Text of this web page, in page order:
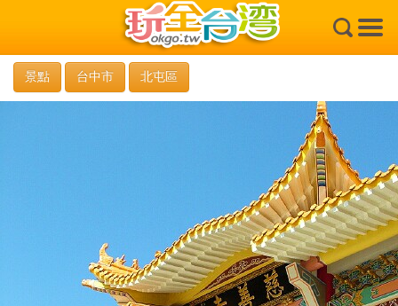
×
景點 台中市 北屯區